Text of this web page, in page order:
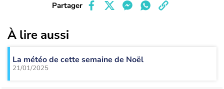
Partager
À lire aussi
La météo de cette semaine de Noël
21/01/2025